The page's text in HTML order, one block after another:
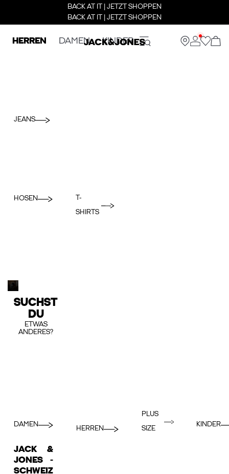
BACK AT IT | JETZT SHOPPEN
BACK AT IT | JETZT SHOPPEN
HERREN DAMEN KINDER
JEANS
HOSEN
T-
SHIRTS
SUCHST
DU
ETWAS
ANDERES?
DAMEN
HERREN
PLUS
SIZE
KINDER
JACK &
JONES -
SCHWEIZ